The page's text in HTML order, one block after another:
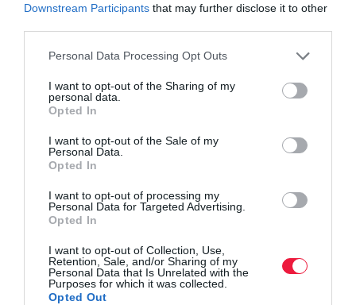
Downstream Participants that may further disclose it to other
Please note that this website/app uses one or more Google
not limited to your visit or usage behaviour. You may click to
grant or deny consent to Google and its third-party tags to
use your data for below specified purposes in below Google
consent section.
Personal Data Processing Opt Outs
I want to opt-out of the Sharing of my
personal data.
Opted In
I want to opt-out of the Sale of my
Personal Data.
Opted In
I want to opt-out of processing my
Personal Data for Targeted Advertising.
Opted In
I want to opt-out of Collection, Use,
Retention, Sale, and/or Sharing of my
Personal Data that Is Unrelated with the
Purposes for which it was collected.
Opted Out